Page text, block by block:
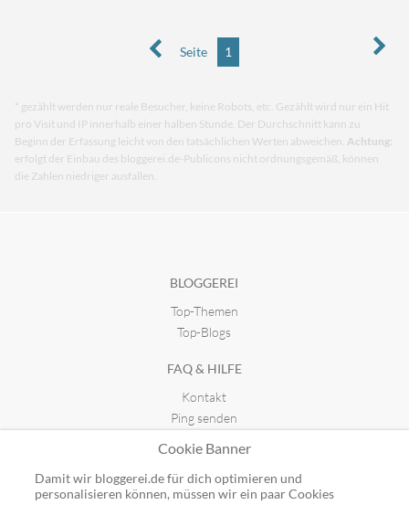
Seite 1
* gezählt werden nur reale Besucher, keine Robots, etc. Gezählt wird nur ein Hit
pro Visit und IP innerhalb einer halben Stunde. Der Durchschnitt kann zu
Beginn der Erfassung leicht von den tatsächlichen Werten abweichen. Achtung:
erfolgt der Einbau des bloggerei.de-Publicons nicht ordnungsgemäß, können
die Zahlen niedriger ausfallen.
BLOGGEREI
Top-Themen
Top-Blogs
FAQ & HILFE
Kontakt
Ping senden
GUTSCHEINE
Cookie Banner
Damit wir bloggerei.de für dich optimieren und
personalisieren können, müssen wir ein paar Cookies